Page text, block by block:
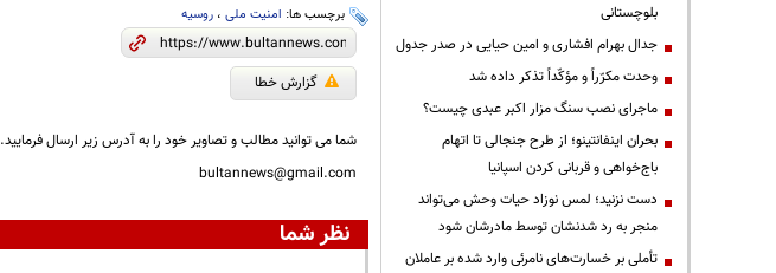
برچسب ها: امنیت ملی، روسیه
گزارش خطا
شما می توانید مطالب و تصاویر خود را به آدرس زیر ارسال فرمایید.
bultannews@gmail.com
نظر شما
بلوچستانی
جدال بهرام افشاری و امین حیایی در صدر جدول
وحدت مکرّراً و مؤکّداً تذکر داده شد
ماجرای نصب سنگ مزار اکبر عبدی چیست؟
بحران اینفانتینو؛ از طرح جنجالی تا اتهام
باج‌خواهی و قربانی کردن اسپانیا
دست نزنید؛ لمس نوزاد حیات وحش می‌تواند
منجر به رد شدنشان توسط مادرشان شود
تأملی بر خسارت‌های نامرئی وارد شده بر عاملان